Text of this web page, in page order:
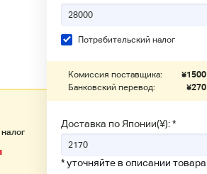
налог
Потребительский налог
Комиссия поставщика: ¥1500
Банковский перевод:
¥270
Доставка по Японии(¥): *
* уточняйте в описании товара